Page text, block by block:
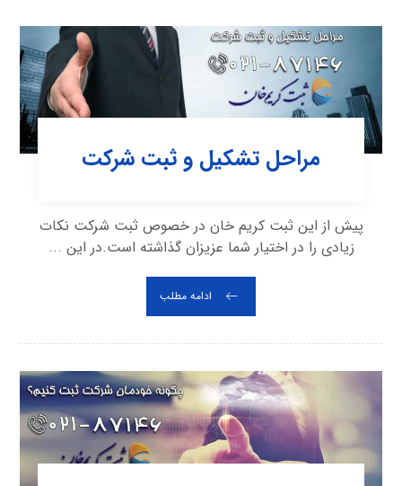
مراحل تشکیل و ثبت شرکت
پیش از این ثبت کریم خان در خصوص ثبت شرکت نکات
زیادی را در اختیار شما عزیزان گذاشته است.در این ...
ادامه مطلب